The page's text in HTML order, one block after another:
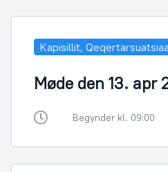
Kapisillit,
Møde den 13. apr
Begynder kl. 09:00